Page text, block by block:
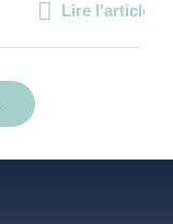
Lire l'article